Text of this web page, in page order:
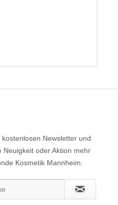
Newsletter und
Neuigkeit oder Aktion mehr
Kosmetik Mannheim.